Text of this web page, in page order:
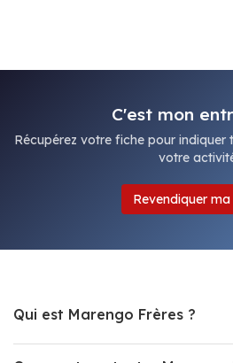
C'est mon
Récupérez votre fiche pour indiquer
votre
Revendiquer
Qui est Marengo Frères ?